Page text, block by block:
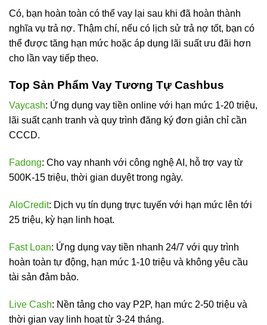
Có, bạn hoàn toàn có thể vay lại sau khi đã hoàn thành
nghĩa vụ trả nợ. Thậm chí, nếu có lịch sử trả nợ tốt, bạn có
thể được tăng hạn mức hoặc áp dụng lãi suất ưu đãi hơn
cho lần vay tiếp theo.
Top Sản Phẩm Vay Tương Tự Cashbus
Vaycash: Ứng dụng vay tiền online với hạn mức 1-20 triệu,
lãi suất cạnh tranh và quy trình đăng ký đơn giản chỉ cần
CCCD.
Fadong: Cho vay nhanh với công nghệ AI, hỗ trợ vay từ
500K-15 triệu, thời gian duyệt trong ngày.
AloCredit: Dịch vụ tín dụng trực tuyến với hạn mức lên tới
25 triệu, kỳ hạn linh hoạt.
Fast Loan: Ứng dụng vay tiền nhanh 24/7 với quy trình
hoàn toàn tự động, hạn mức 1-10 triệu và không yêu cầu
tài sản đảm bảo.
Live Cash: Nền tảng cho vay P2P, hạn mức 2-50 triệu và
thời gian vay linh hoạt từ 3-24 tháng.